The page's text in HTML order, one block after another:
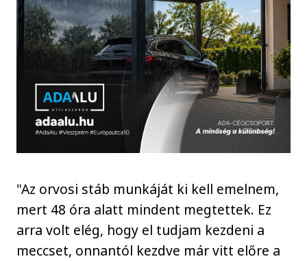
"Az orvosi stáb munkáját ki kell emelnem,
mert 48 óra alatt mindent megtettek. Ez
arra volt elég, hogy el tudjam kezdeni a
meccset, onnantól kezdve már vitt előre a